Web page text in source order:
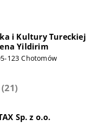
i Kultury Tureckiej
Yildirim
123 Chotomów
(21)
Sp. z o.o.